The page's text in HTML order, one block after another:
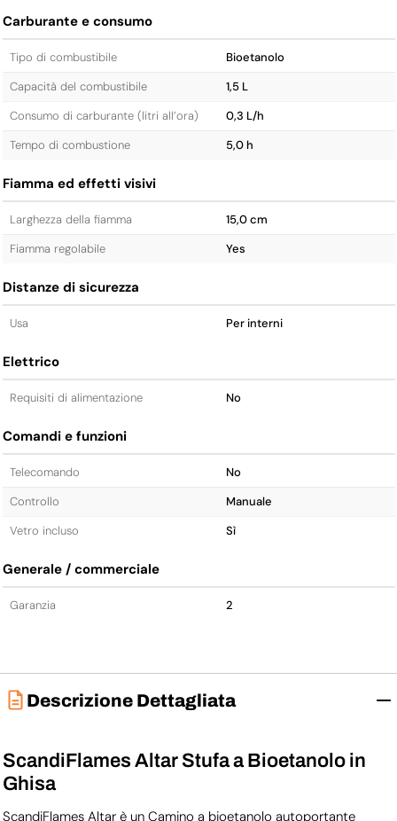
Carburante e consumo
Tipo di combustibile
Bioetanolo
Capacità del combustibile
1,5 L
Consumo di carburante (litri all’ora)
0,3 L/h
Tempo di combustione
5,0 h
Fiamma ed effetti visivi
Larghezza della fiamma
15,0 cm
Fiamma regolabile
Yes
Distanze di sicurezza
Usa Per interni
Elettrico
Requisiti di alimentazione No
Comandi e funzioni
Telecomando
No
Controllo
Manuale
Vetro incluso
Sì
Generale / commerciale
Garanzia 2
Descrizione Dettagliata
ScandiFlames Altar Stufa a Bioetanolo in
Ghisa
ScandiFlames Altar è un Camino a bioetanolo autoportante